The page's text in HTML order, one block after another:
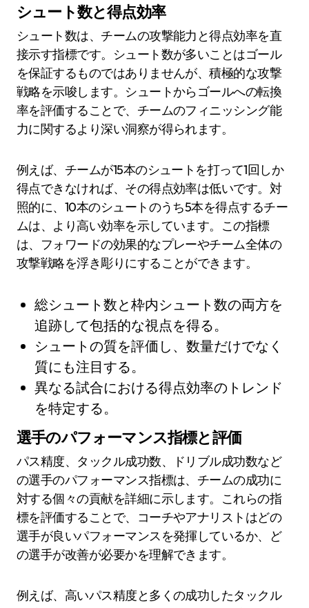
シュート数と得点効率
シュート数は、チームの攻撃能力と得点効率を直
接示す指標です。シュート数が多いことはゴール
を保証するものではありませんが、積極的な攻撃
戦略を示唆します。シュートからゴールへの転換
率を評価することで、チームのフィニッシング能
力に関するより深い洞察が得られます。
例えば、チームが15本のシュートを打って1回しか
得点できなければ、その得点効率は低いです。対
照的に、10本のシュートのうち5本を得点するチー
ムは、より高い効率を示しています。この指標
は、フォワードの効果的なプレーやチーム全体の
攻撃戦略を浮き彫りにすることができます。
総シュート数と枠内シュート数の両方を
追跡して包括的な視点を得る。
シュートの質を評価し、数量だけでなく
質にも注目する。
異なる試合における得点効率のトレンド
を特定する。
選手のパフォーマンス指標と評価
パス精度、タックル成功数、ドリブル成功数など
の選手のパフォーマンス指標は、チームの成功に
対する個々の貢献を詳細に示します。これらの指
標を評価することで、コーチやアナリストはどの
選手が良いパフォーマンスを発揮しているか、ど
の選手が改善が必要かを理解できます。
例えば、高いパス精度と多くの成功したタックル